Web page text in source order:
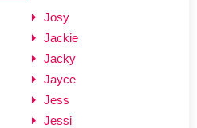
Josy
Jackie
Jacky
Jayce
Jess
Jessi